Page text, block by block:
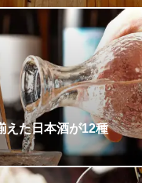
お酒
25分
1 1F
!!女子会や二次会、パーテ
頂けます♪お客様に合わせ
時間をかけて仕込む極旨
多彩なタパスメニューや季
ンクもワインを中心にご
日
えた日本酒が12種